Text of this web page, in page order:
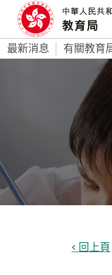
最新消息 有關教育
< 回上頁